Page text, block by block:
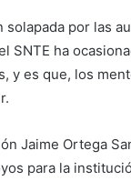
por las
SNTE ha
y es que, los
Jaime Ortega
para la